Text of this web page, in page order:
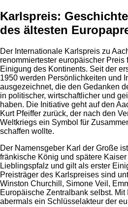
Karlspreis:
des ältesten
Der Internationale Karlspreis zu
renommiertester europäischer Preis
Einigung des Kontinents. Seit der
1950 werden Persönlichkeiten und
ausgezeichnet, die den Gedanken
in politischer, wirtschaftlicher und
haben. Die Initiative geht auf den
Kurt Pfeiffer zurück, der nach den
Weltkriegs ein Symbol für
schaffen wollte.
Der Namensgeber Karl der Große
fränkische König und spätere
Lieblingspfalz und gilt als erster
Preisträger des Karlspreises sind
Winston Churchill, Simone Veil,
Europäische Zentralbank selbst.
abermals ein Schlüsselakteur der